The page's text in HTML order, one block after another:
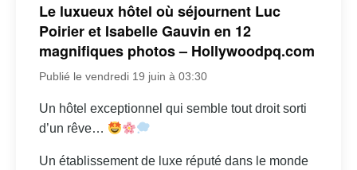
Le luxueux hôtel où séjournent Luc
Poirier et Isabelle Gauvin en 12
magnifiques photos – Hollywoodpq.com
Publié le vendredi 19 juin à 03:30
Un hôtel exceptionnel qui semble tout droit sorti
d’un rêve…
Un établissement de luxe réputé dans le monde